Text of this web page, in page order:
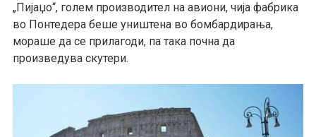
„Пијаџо“, голем производител на авиони, чија фабрика
во Понтедера беше уништена во бомбардирања,
мораше да се прилагоди, па така почна да
произведува скутери.